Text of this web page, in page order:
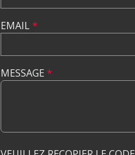
EMAIL*
MESSAGE *